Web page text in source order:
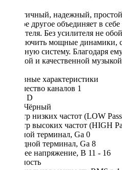
Практичный, надежный,
многое другое объединяет в
усилителя. Без усилителя не
подключить мощные динамики,
полосную систему. Благодаря
громкой и качественной
Основные характеристики
Количество каналов 1
Класс D
Цвет Чёрный
Фильтр низких частот (LOW
Фильтр высоких частот (HIGH
Входной терминал, Ga 0
Выходной терминал, Ga 8
Рабочее напряжение, В 11 - 16
Мощность